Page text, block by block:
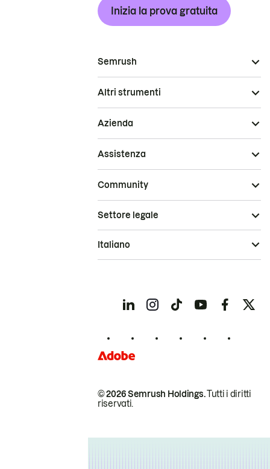
Inizia la prova gratuita
Semrush
Altri strumenti
Azienda
Assistenza
Community
© 2026 Semrush Holdings.Tutti i diritti
riservati.
Settore legale
Italiano